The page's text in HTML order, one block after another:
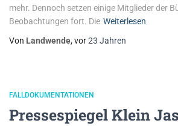
mehr. Dennoch setzen einige Mitglieder der
Beobachtungen fort. Die Weiterlesen
Von Landwende, vor23 Jahren
FALLDOKUMENTATIONEN
Pressespiegel Klein